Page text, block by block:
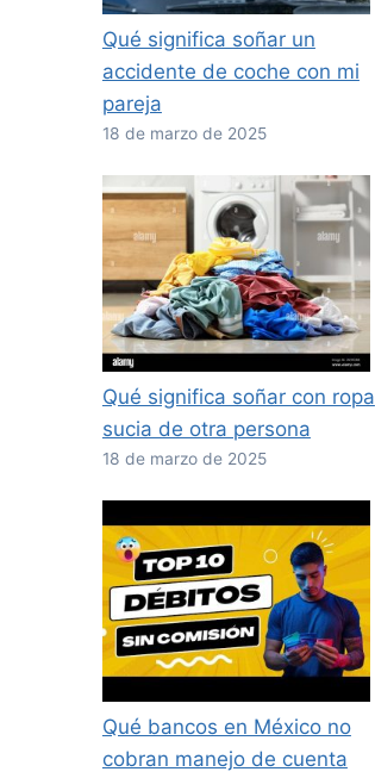
Qué significa soñar un
accidente de coche con mi
pareja
18 de marzo de 2025
Qué significa soñar con ropa
sucia de otra persona
18 de marzo de 2025
Qué bancos en México no
cobran manejo de cuenta